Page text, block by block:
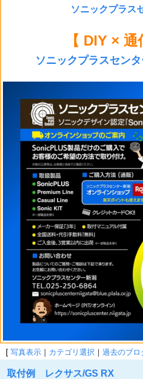
ソニックプラス
【 DIY × 通
ソニックプラスセン
[ 写真表示 ｜ カテゴリ選択 ｜ 過去のブロ
取付例 レクサス/GS RX